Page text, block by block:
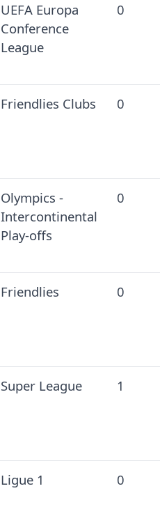
UEFA Europa
Conference
League
0
Friendlies Clubs 0
Olympics -
Intercontinental
Play-offs
0
Friendlies 0
Super League 1
Ligue 1 0